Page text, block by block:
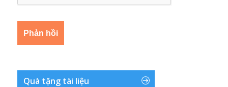
Quà tặng tài liệu